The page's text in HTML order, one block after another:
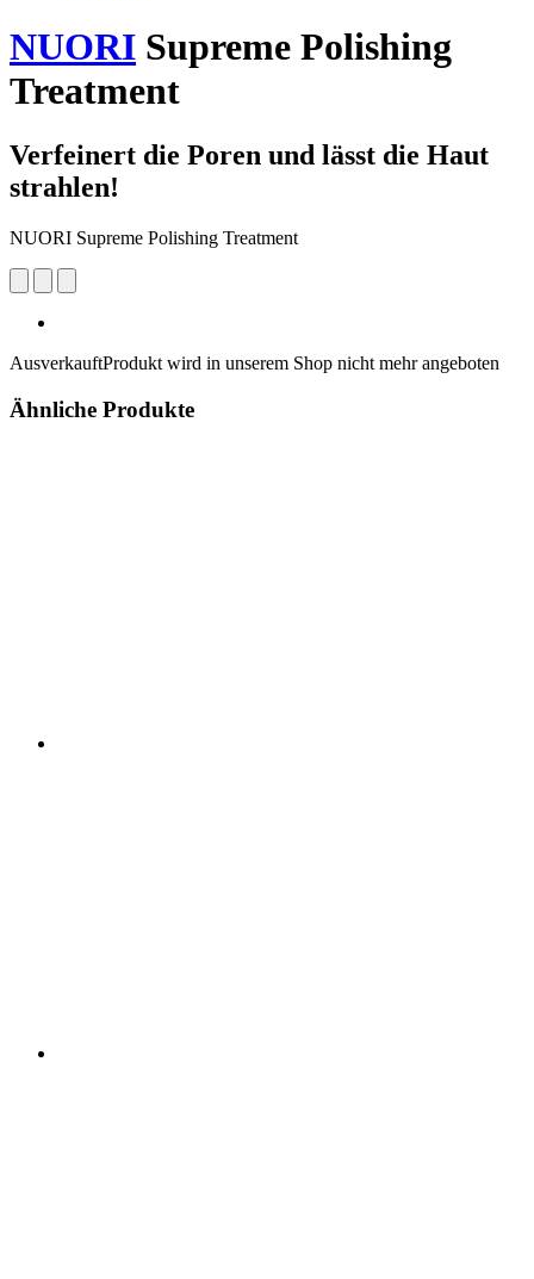
NUORI Supreme Polishing
Treatment
Verfeinert die Poren und lässt die Haut
strahlen!
NUORI Supreme Polishing Treatment
AusverkauftProdukt wird in unserem Shop nicht mehr angeboten
Ähnliche Produkte